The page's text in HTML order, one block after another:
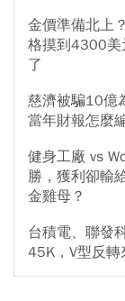
金價準備北上
格摸到4300美
了
慈濟被騙10億
當年財報怎麼
健身工廠 vs
勝，獲利卻輸
金雞母？
台積電、聯發
45K，V型反轉